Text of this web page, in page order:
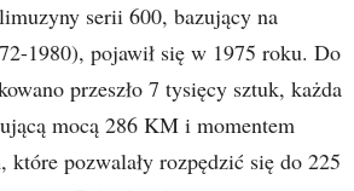
serii 600, bazujący na
1980), pojawił się w 1975 roku. Do
przeszło 7 tysięcy sztuk, każda
mocą 286 KM i momentem
pozwalały rozpędzić się do 225